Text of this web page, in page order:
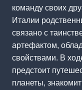
команду своих
Италии
связано с
артефактом,
свойствами. В
предстоит
планеты,